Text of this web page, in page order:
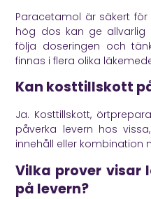
Paracetamol är säkert
hög dos kan ge allvarlig
följa doseringen och
finnas i flera olika
Kan kosttillskott
Ja. Kosttillskott,
påverka levern hos
innehåll eller kombination
Vilka prover visar
på levern?